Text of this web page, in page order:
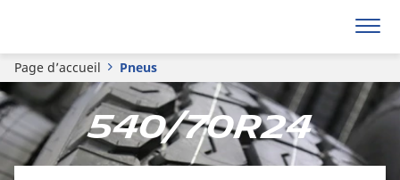
Page d’accueil Pneus
540/70R24